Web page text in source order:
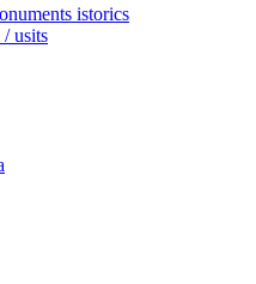
istorics
usits